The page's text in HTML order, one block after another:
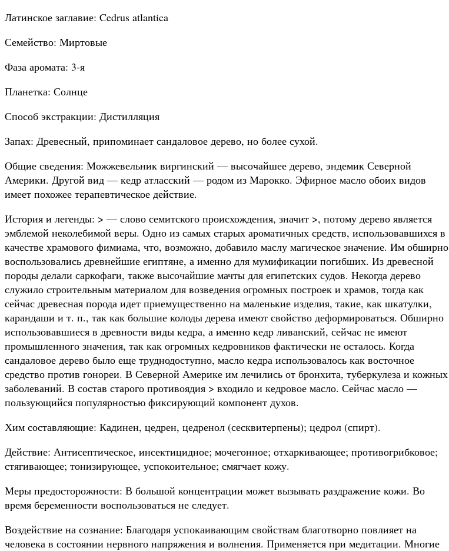
Латинское заглавие: Cedrus atlantica
Семейство: Миртовые
Фаза аромата: 3-я
Планетка: Солнце
Способ экстракции: Дистилляция
Запах: Древесный, припоминает сандаловое дерево, но более сухой.
Общие сведения: Можжевельник виргинский — высочайшее дерево, эндемик Северной
Америки. Другой вид — кедр атласский — родом из Марокко. Эфирное масло обоих видов
имеет похожее терапевтическое действие.
История и легенды: > — слово семитского происхождения, значит >, потому дерево является
эмблемой неколебимой веры. Одно из самых старых ароматичных средств, использовавшихся в
качестве храмового фимиама, что, возможно, добавило маслу магическое значение. Им обширно
воспользовались древнейшие египтяне, а именно для мумификации погибших. Из древесной
породы делали саркофаги, также высочайшие мачты для египетских судов. Некогда дерево
служило строительным материалом для возведения огромных построек и храмов, тогда как
сейчас древесная порода идет приемущественно на маленькие изделия, такие, как шкатулки,
карандаши и т. п., так как большие колоды дерева имеют свойство деформироваться. Обширно
использовавшиеся в древности виды кедра, а именно кедр ливанский, сейчас не имеют
промышленного значения, так как огромных кедровников фактически не осталось. Когда
сандаловое дерево было еще труднодоступно, масло кедра использовалось как восточное
средство против гонореи. В Северной Америке им лечились от бронхита, туберкулеза и кожных
заболеваний. В состав старого противоядия > входило и кедровое масло. Сейчас масло —
пользующийся популярностью фиксирующий компонент духов.
Хим составляющие: Кадинен, цедрен, цедренол (сесквитерпены); цедрол (спирт).
Действие: Антисептическое, инсектицидное; мочегонное; отхаркивающее; противогрибковое;
стягивающее; тонизирующее, успокоительное; смягчает кожу.
Меры предосторожности: В большой концентрации может вызывать раздражение кожи. Во
время беременности воспользоваться не следует.
Воздействие на сознание: Благодаря успокаивающим свойствам благотворно повлияет на
человека в состоянии нервного напряжения и волнения. Применяется при медитации. Многие